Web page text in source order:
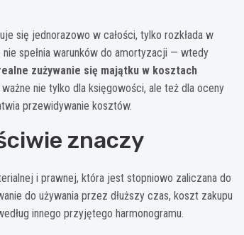
się jednorazowo w całości, tylko rozkłada w
spełnia warunków do amortyzacji — wtedy
zużywanie się majątku w kosztach
nie tylko dla księgowości, ale też dla oceny
przewidywanie kosztów.
znaczy
i prawnej, która jest stopniowo zaliczana do
do używania przez dłuższy czas, koszt zakupu
innego przyjętego harmonogramu.